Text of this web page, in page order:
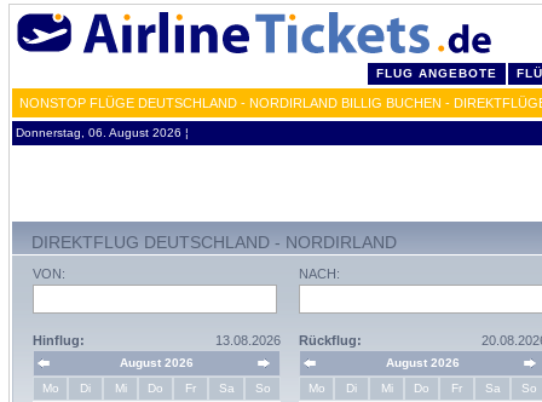
FLUG ANGEBOTE
NONSTOP FLÜGE DEUTSCHLAND - NORDIRLAND BILLIG BUCHEN -
Donnerstag, 06. August 2026 ¦
DIREKTFLUG DEUTSCHLAND - NORDIRLAND
VON:
Hinflug: 13.08.2026
August 2026
Mo
Di Mi Do Fr Sa So
NACH:
Rückflug:
August 2026
Mo
Di Mi Do Fr Sa So